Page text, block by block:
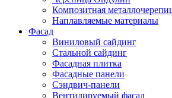
Композитная
Наплавляемые материалы
Фасад
Виниловый сайдинг
Стальной сайдинг
Фасадная плитка
Фасадные панели
Сэндвич-панели
Вентилируемый фасад